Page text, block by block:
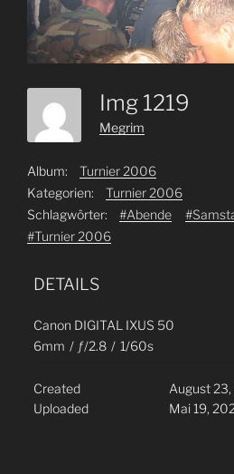
Img 1219
Megrim
Album:
Turnier 2006
Kategorien:
Turnier 2006
Schlagwörter:
#Abende
#Turnier 2006
DETAILS
Canon DIGITAL IXUS 50
6mm / ƒ/2.8 / 1/60s
Created
August
Uploaded
Mai 19,